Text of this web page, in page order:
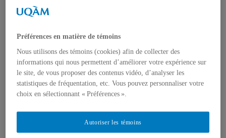
Activités
Colloque international CRISES
Perspectives et dialogue
Vidéos et baladodiffusions
Préférences en matière de témoins
Nous utilisons des témoins (cookies) afin de collecter des
informations qui nous permettent d’améliorer votre expérience sur
le site, de vous proposer des contenus vidéo, d’analyser les
statistiques de fréquentation, etc. Vous pouvez personnaliser votre
choix en sélectionnant « Préférences ».
Autoriser les témoins